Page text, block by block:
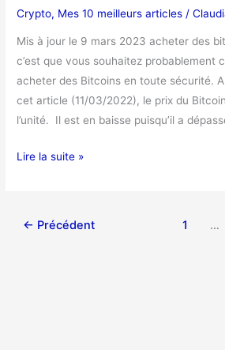
Crypto, Mes 10 meilleurs articles /
Mis à jour le 9 mars 2023 acheter des
c’est que vous souhaitez probablement
acheter des Bitcoins en toute sécurité.
cet article (11/03/2022), le prix du
l’unité. Il est en baisse puisqu’il a
Lire la suite »
← Précédent 1 …